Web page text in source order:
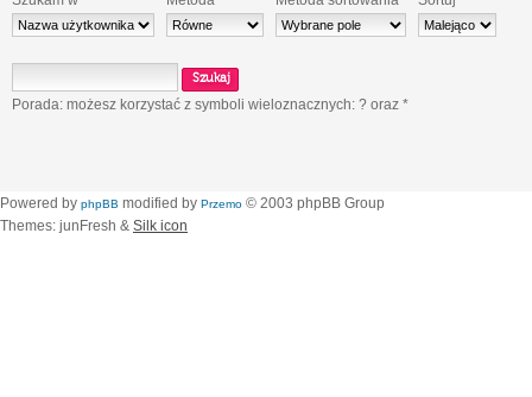
Porada: możesz korzystać z symboli wieloznacznych: ? oraz *
Powered by phpBB modified by Przemo © 2003 phpBB Group
Themes: junFresh & Silk icon